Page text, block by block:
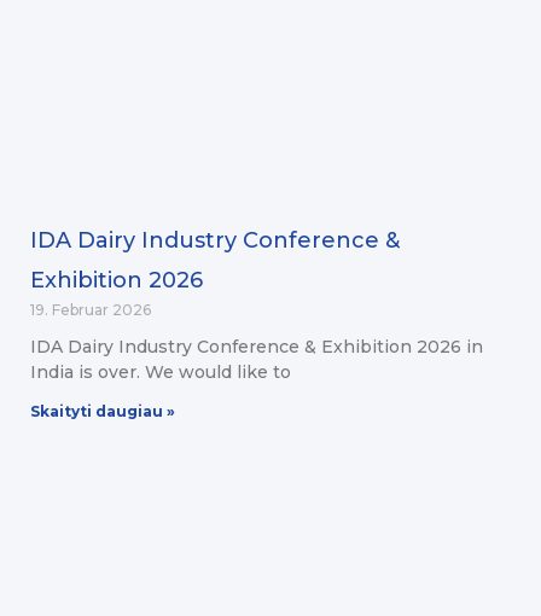
IDA Dairy Industry Conference &
Exhibition 2026
19. Februar 2026
IDA Dairy Industry Conference & Exhibition 2026 in
India is over. We would like to
Skaityti daugiau »